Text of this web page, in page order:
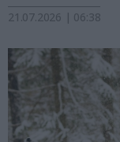
21.07.2026 | 06:38